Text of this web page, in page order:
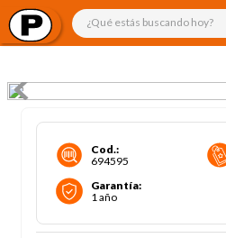
¿Qué estás buscando hoy?
Cod.:
694595
Garantía:
1 año